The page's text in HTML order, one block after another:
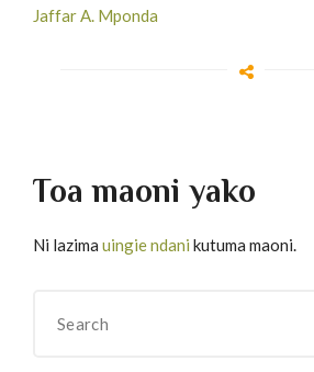
Jaffar A. Mponda
Toa maoni yako
Ni lazima uingie ndani kutuma maoni.